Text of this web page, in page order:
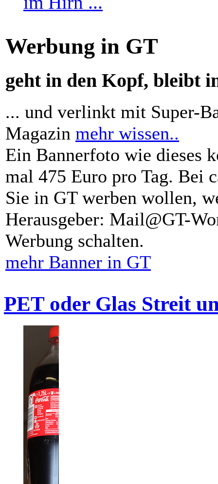
Werbung in GT
geht in den Kopf, bleibt
... und verlinkt mit Super-
Magazin mehr wissen..
Ein Bannerfoto wie dieses
mal 475 Euro pro Tag. Bei
Sie in GT werben wollen,
Herausgeber: Mail@GT-
Werbung schalten.
mehr Banner in GT
PET oder Glas Streit